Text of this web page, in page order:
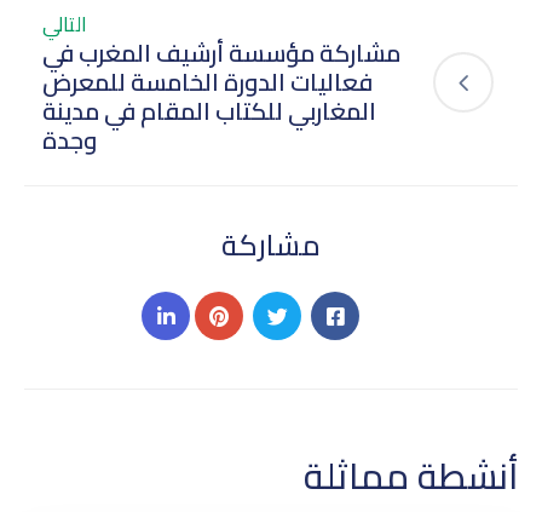
التالي
مشاركة مؤسسة أرشيف المغرب في
فعاليات الدورة الخامسة للمعرض
المغاربي للكتاب المقام في مدينة
وجدة
مشاركة
أنشطة مماثلة